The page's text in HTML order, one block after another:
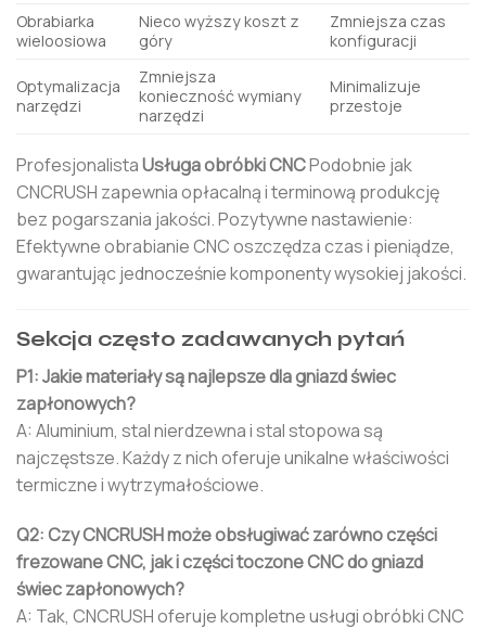
Obrabiarka
wieloosiowa
Nieco wyższy koszt z
góry
Zmniejsza czas
konfiguracji
Optymalizacja
narzędzi
Zmniejsza
konieczność wymiany
narzędzi
Minimalizuje
przestoje
ProfesjonalistaUsługa obróbki CNCPodobnie jak
CNCRUSH zapewnia opłacalną i terminową produkcję
bez pogarszania jakości. Pozytywne nastawienie:
Efektywne obrabianie CNC oszczędza czas i pieniądze,
gwarantując jednocześnie komponenty wysokiej jakości.
Sekcja często zadawanych pytań
P1: Jakie materiały są najlepsze dla gniazd świec
zapłonowych?
A: Aluminium, stal nierdzewna i stal stopowa są
najczęstsze. Każdy z nich oferuje unikalne właściwości
termiczne i wytrzymałościowe.
Q2: Czy CNCRUSH może obsługiwać zarówno części
frezowane CNC, jak i części toczone CNC do gniazd
świec zapłonowych?
A: Tak, CNCRUSH oferuje kompletne usługi obróbki CNC